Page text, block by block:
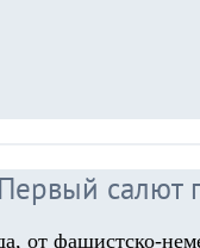
салют
от фашистско-